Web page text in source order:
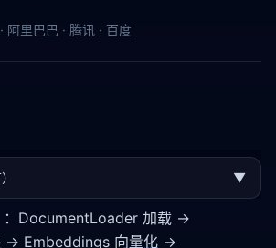
阿里巴巴 · 腾讯 · 百度
▼
：DocumentLoader 加载 →
→ Embeddings 向量化 →